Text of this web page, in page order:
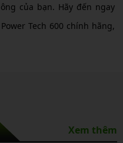
của bạn. Hãy đến ngay
Tech 600 chính hãng,
Xem thêm